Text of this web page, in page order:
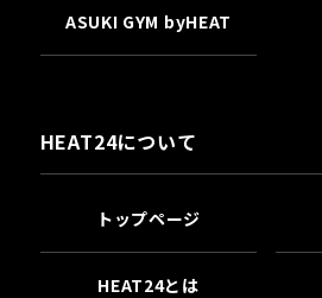
ASUKI GYM byHEAT
HEAT24について
トップページ
HEAT24とは